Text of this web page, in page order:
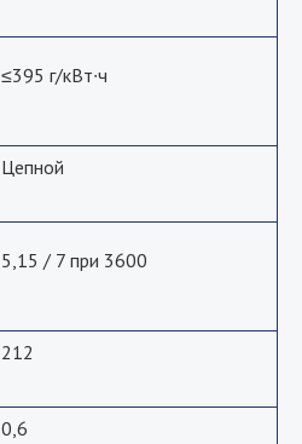
≤395 г/кВт∙ч
Цепной
5,15 / 7 при 3600
212
0,6